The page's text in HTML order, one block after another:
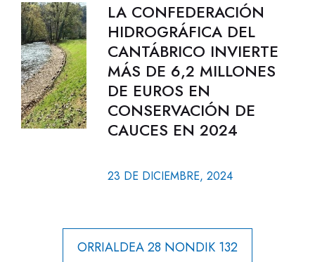
LA CONFEDERACIÓN
HIDROGRÁFICA DEL
CANTÁBRICO INVIERTE
MÁS DE 6,2 MILLONES
DE EUROS EN
CONSERVACIÓN DE
CAUCES EN 2024
23 DE DICIEMBRE, 2024
ORRIALDEA 28 NONDIK 132